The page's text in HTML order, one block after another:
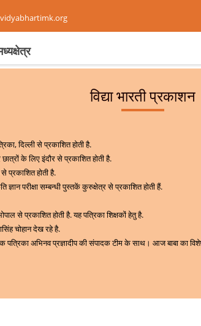
विद्या भारती प्रकाशन
,दिल्ली से प्रकाशित होती है.
के लिए इंदौर से प्रकाशित होती है.
प्रकाशित होती है.
परीक्षा सम्बन्धी पुस्तकें कुरुक्षेत्र से प्रकाशित होती हैं.
से प्रकाशित होती है. यह पत्रिका शिक्षकों हेतु है.
चोहान देख रहे है.
पत्रिका अभिनव प्रज्ञादीप की संपादक टीम के साथ। आज बाबा का